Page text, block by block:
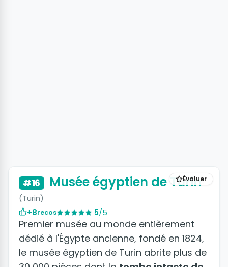
Évaluer
#16 Musée égyptien de Turin
(Turin)
+8recos 5/5
Premier musée au monde entièrement
dédié à l'Égypte ancienne, fondé en 1824,
le musée égyptien de Turin abrite plus de